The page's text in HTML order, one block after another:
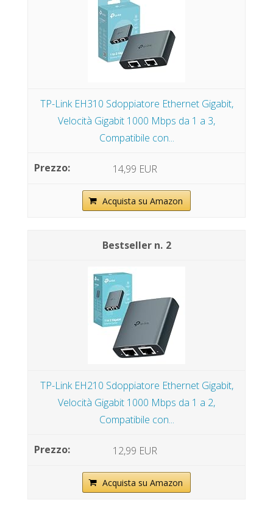
TP-Link EH310 Sdoppiatore Ethernet Gigabit,
Velocità Gigabit 1000 Mbps da 1 a 3,
Compatibile con...
14,99 EUR
Acquista su Amazon
2
TP-Link EH210 Sdoppiatore Ethernet Gigabit,
Velocità Gigabit 1000 Mbps da 1 a 2,
Compatibile con...
12,99 EUR
Acquista su Amazon